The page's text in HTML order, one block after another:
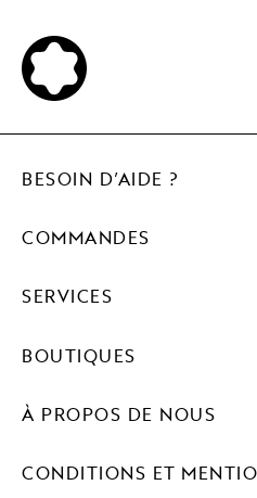
BESOIN D’AIDE ?
COMMANDES
SERVICES
BOUTIQUES
À PROPOS DE NOUS
CONDITIONS ET